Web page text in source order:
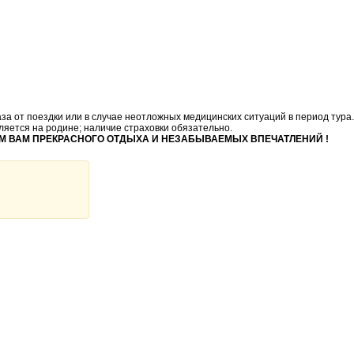
от поездки или в случае неотложных медицинских ситуаций в период
на родине; наличие страховки обязательно.
ВАМ ПРЕКРАСНОГО ОТДЫХА И НЕЗАБЫВАЕМЫХ ВПЕЧАТЛЕНИЙ !